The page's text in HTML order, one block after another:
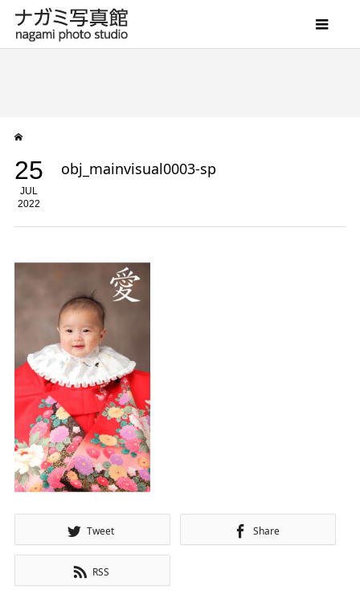
25
JUL
2022
obj_mainvisual0003-sp
Tweet Share
RSS